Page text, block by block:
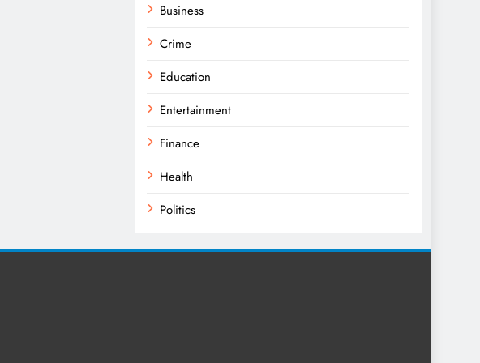
Business
Crime
Education
Entertainment
Finance
Health
Politics